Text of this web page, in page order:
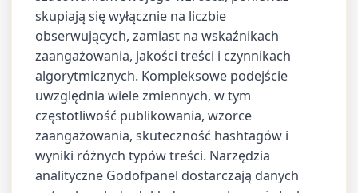
skupiają się wyłącznie na liczbie
obserwujących, zamiast na wskaźnikach
zaangażowania, jakości treści i czynnikach
algorytmicznych. Kompleksowe podejście
uwzględnia wiele zmiennych, w tym
częstotliwość publikowania, wzorce
zaangażowania, skuteczność hashtagów i
wyniki różnych typów treści. Narzędzia
analityczne Godofpanel dostarczają danych